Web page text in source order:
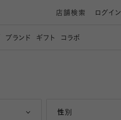
店舗検索 ログイン
ブランド ギフト コラボ
性別
女性